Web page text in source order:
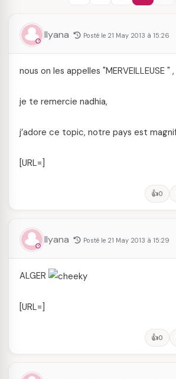
Ilyana Posté le 21 May 2013 à 15:26
nous on les appelles "MERVEILLEUSE " ,
je te remercie nadhia,
j’adore ce topic, notre pays est
[URL=
👍0
Ilyana Posté le 21 May 2013 à 15:29
ALGER
[URL=
👍0